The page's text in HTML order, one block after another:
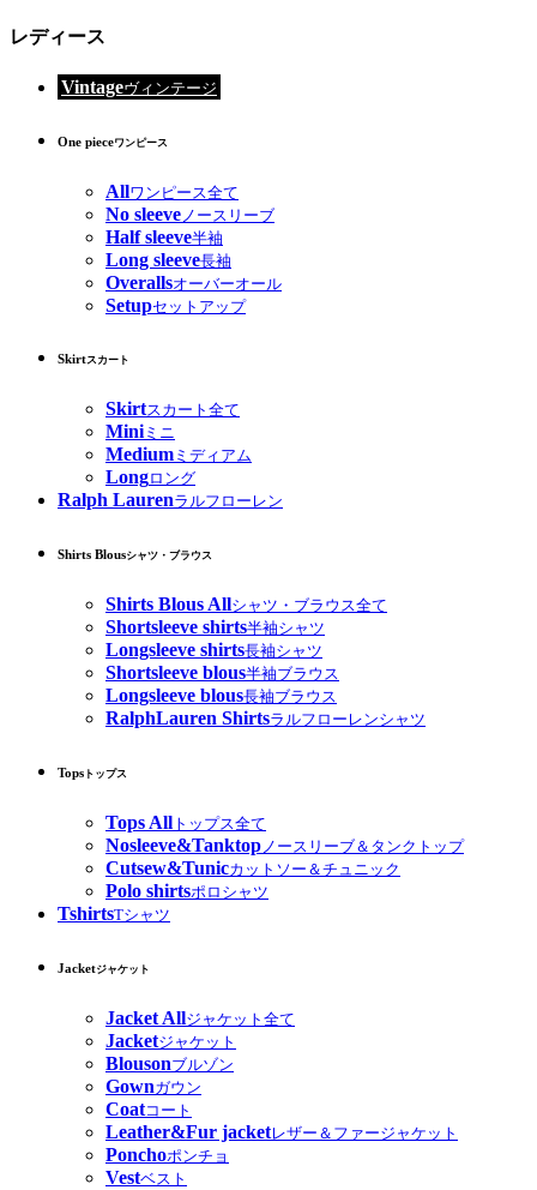
レディース
Vintageヴィンテージ
One pieceワンピース
Allワンピース全て
No sleeve ノースリーブ
Half sleeve半袖
Long sleeve長袖
Overallsオーバーオール
Setupセットアップ
Skirtスカート
Skirtスカート全て
Miniミニ
Medium ミディアム
Longロング
Ralph Laurenラルフローレン
Shirts Blousシャツ・ブラウス
Shirts Blous Allシャツ・ブラウス全て
Shortsleeve shirts半袖シャツ
Longsleeve shirts長袖シャツ
Shortsleeve blous半袖ブラウス
Longsleeve blous長袖ブラウス
RalphLauren Shirtsラルフローレンシャツ
Tops トップス
Tops All トップス全て
Nosleeve&Tanktopノースリーブ＆タンクトップ
Cutsew&Tunicカットソー＆チュニック
Polo shirtsポロシャツ
TshirtsTシャツ
Jacketジャケット
Jacket Allジャケット全て
Jacketジャケット
Blousonブルゾン
Gownガウン
Coatコート
Leather&Fur jacketレザー＆ファージャケット
Ponchoポンチョ
Vestベスト